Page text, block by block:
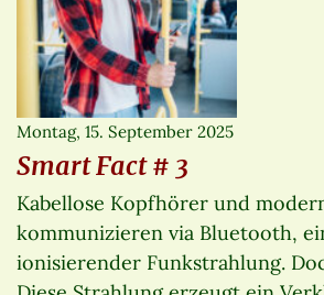
Montag, 15. September 2025
Smart Fact # 3
Kabellose Kopfhörer und
kommunizieren via Bluetooth,
ionisierender Funkstrahlung.